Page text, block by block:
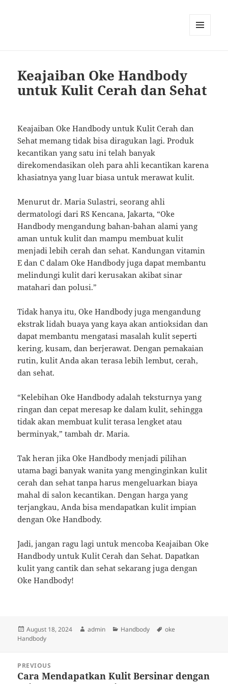
Keajaiban Oke Handbody
untuk Kulit Cerah dan Sehat
Keajaiban Oke Handbody untuk Kulit Cerah dan
Sehat memang tidak bisa diragukan lagi. Produk
kecantikan yang satu ini telah banyak
direkomendasikan oleh para ahli kecantikan karena
khasiatnya yang luar biasa untuk merawat kulit.
Menurut dr. Maria Sulastri, seorang ahli
dermatologi dari RS Kencana, Jakarta, “Oke
Handbody mengandung bahan-bahan alami yang
aman untuk kulit dan mampu membuat kulit
menjadi lebih cerah dan sehat. Kandungan vitamin
E dan C dalam Oke Handbody juga dapat membantu
melindungi kulit dari kerusakan akibat sinar
matahari dan polusi.”
Tidak hanya itu, Oke Handbody juga mengandung
ekstrak lidah buaya yang kaya akan antioksidan dan
dapat membantu mengatasi masalah kulit seperti
kering, kusam, dan berjerawat. Dengan pemakaian
rutin, kulit Anda akan terasa lebih lembut, cerah,
dan sehat.
“Kelebihan Oke Handbody adalah teksturnya yang
ringan dan cepat meresap ke dalam kulit, sehingga
tidak akan membuat kulit terasa lengket atau
berminyak,” tambah dr. Maria.
Tak heran jika Oke Handbody menjadi pilihan
utama bagi banyak wanita yang menginginkan kulit
cerah dan sehat tanpa harus mengeluarkan biaya
mahal di salon kecantikan. Dengan harga yang
terjangkau, Anda bisa mendapatkan kulit impian
dengan Oke Handbody.
Jadi, jangan ragu lagi untuk mencoba Keajaiban Oke
Handbody untuk Kulit Cerah dan Sehat. Dapatkan
kulit yang cantik dan sehat sekarang juga dengan
Oke Handbody!
Posted
on
August 18, 2024 Author
admin Categories
Handbody Tags
oke
Handbody
navigation
PREVIOUS
Previous
Cara Mendapatkan Kulit Bersinar dengan